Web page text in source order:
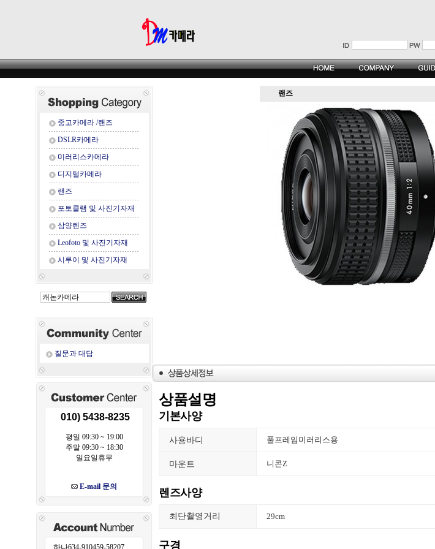
중고카메라 /랜즈
DSLR카메라
미러리스카메라
디지털카메라
랜즈
포토클램 및 사진기자재
삼양렌즈
Leofoto 및 사진기자재
시루이 및 사진기자재
질문과 대답
010) 5438-8235
평일 09:30 ~ 19:00
주말 09:30 ~ 18:30
일요일휴무
E-mail 문의
하나634-910459-58207
랜즈
상품설명
기본사양
사용바디 풀프레임미러리스용
마운트 니콘Z
렌즈사양
최단촬영거리 29cm
구경